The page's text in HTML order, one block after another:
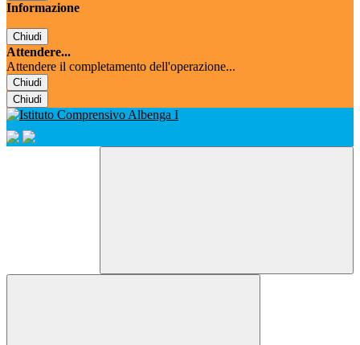
Informazione
Chiudi
Attendere...
Attendere il completamento dell'operazione...
Chiudi
Chiudi